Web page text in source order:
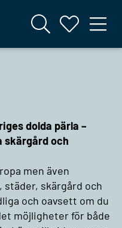
dolda pärla –
skärgård och
men även
städer, skärgård och
och oavsett om du
möjligheter för både